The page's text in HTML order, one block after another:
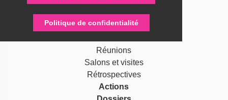
Contactez-nous
Actualités
Réunions
Salons et visites
Rétrospectives
Actions
Politique de confidentialité